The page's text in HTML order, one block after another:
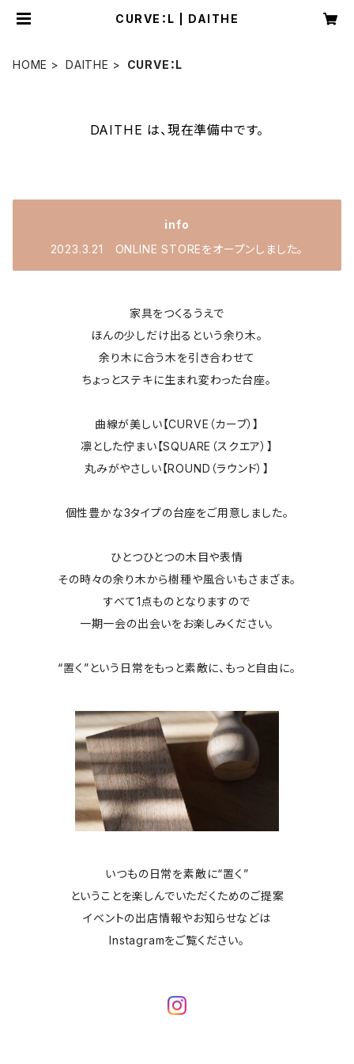
CURVE：L | DAITHE
HOME DAITHE CURVE：L
DAITHE は、現在準備中です。
info
2023.3.21 ONLINE STOREをオープンしました。
家具をつくるうえで
ほんの少しだけ出るという余り木。
余り木に合う木を引き合わせて
ちょっとステキに生まれ変わった台座。
曲線が美しい【CURVE（カーブ）】
凛とした佇まい【SQUARE（スクエア）】
丸みがやさしい【ROUND（ラウンド）】
個性豊かな3タイプの台座をご用意しました。
ひとつひとつの木目や表情
その時々の余り木から樹種や風合いもさまざま。
すべて1点ものとなりますので
一期一会の出会いをお楽しみください。
“置く”という日常をもっと素敵に、もっと自由に。
いつもの日常を素敵に“置く”
ということを楽しんでいただくためのご提案
イベントの出店情報やお知らせなどは
Instagramをご覧ください。